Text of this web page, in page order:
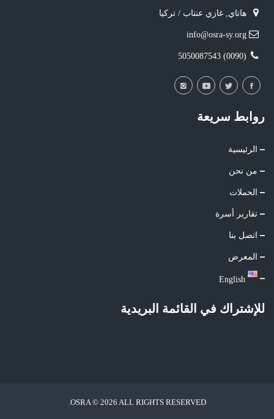
هاتاي, غازي عنتاب / تركيا
info@osra-sy.org
(0090) 5050087543
روابط سريعة
الرئيسية
من نحن
الحملات
تقارير أسرة
اتصل بنا
المعرض
English
للإشتراك في القائمة البريدية
OSRA © 2026 ALL RIGHTS RESERVED.